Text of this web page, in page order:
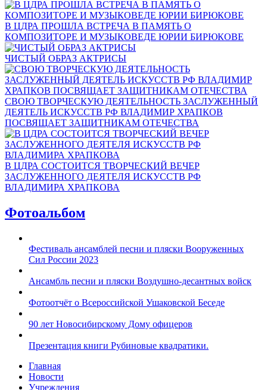
В ЦДРА ПРОШЛА ВСТРЕЧА В ПАМЯТЬ О
КОМПОЗИТОРЕ И МУЗЫКОВЕДЕ ЮРИИ БИРЮКОВЕ
ЧИСТЫЙ ОБРАЗ АКТРИСЫ
СВОЮ ТВОРЧЕСКУЮ ДЕЯТЕЛЬНОСТЬ ЗАСЛУЖЕННЫЙ
ДЕЯТЕЛЬ ИСКУССТВ РФ ВЛАДИМИР ХРАПКОВ
ПОСВЯЩАЕТ ЗАЩИТНИКАМ ОТЕЧЕСТВА
В ЦДРА СОСТОИТСЯ ТВОРЧЕСКИЙ ВЕЧЕР
ЗАСЛУЖЕННОГО ДЕЯТЕЛЯ ИСКУССТВ РФ
ВЛАДИМИРА ХРАПКОВА
Фотоальбом
Фестиваль ансамблей песни и пляски Вооруженных
Сил России 2023
Ансамбль песни и пляски Воздушно-десантных войск
Фотоотчёт о Всероссийской Ушаковской Беседе
90 лет Новосибирскому Дому офицеров
Презентация книги Рубиновые квадратики.
Главная
Новости
Учреждения